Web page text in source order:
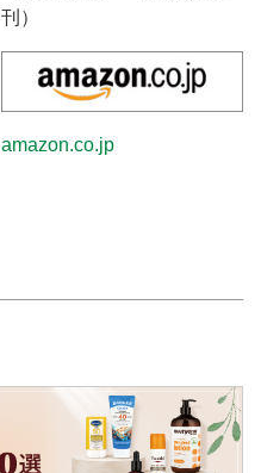
刊）
amazon.co.jp